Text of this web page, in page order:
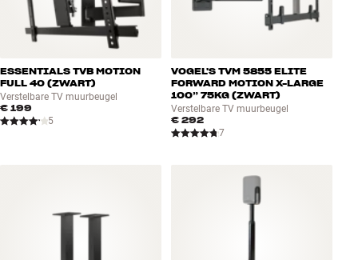
NIEUW
AANBIEDINGEN
Winkels
ESSENTIALS TVB MOTION
FULL 40 (ZWART)
Verstelbare TV muurbeugel
€ 199
5
VOGEL'S TVM 5855 ELITE
FORWARD MOTION X-LARGE
100” 75KG (ZWART)
Verstelbare TV muurbeugel
€ 292
7